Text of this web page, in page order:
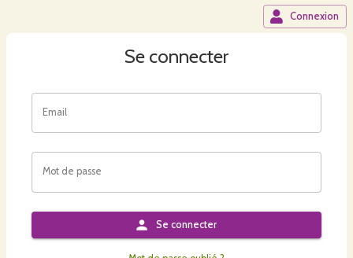
Connexion
Se connecter
Email
Mot de passe
Se connecter